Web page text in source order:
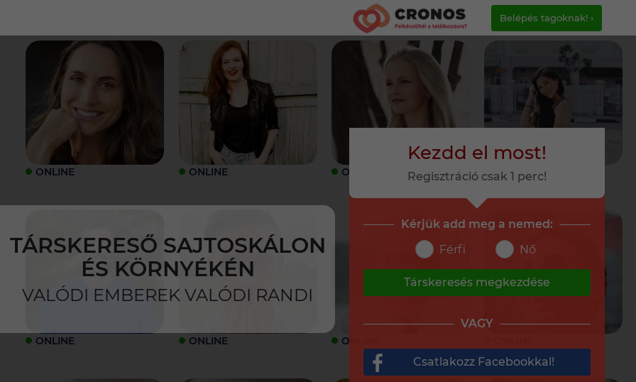
TÁRSKERESŐ SAJTOSKÁLON
ÉS KÖRNYÉKÉN
VALÓDI EMBEREK VALÓDI RANDI
Belépés tagoknak! ›
ONLINE ONLINE ONLINE ONLINE
ONLINE ONLINE ONLINE
Kezdd el most!
Regisztráció csak 1 perc!
Kérjük add meg a nemed:
Férfi
Nő
Társkeresés megkezdése
VAGY
Csatlakozz Facebookkal!